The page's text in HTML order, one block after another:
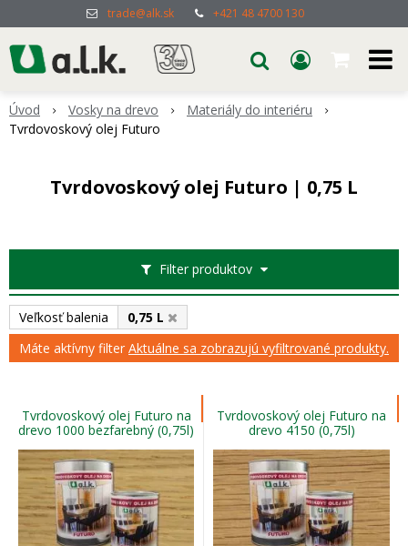
trade@alk.sk +421 48 4700 130
Úvod Vosky na drevo
Materiály do interiéru
Tvrdovoskový olej Futuro
Tvrdovoskový olej Futuro | 0,75 L
Filter produktov
Veľkosť balenia
0,75 L
Máte aktívny filter Aktuálne sa zobrazujú vyfiltrované produkty.
Tvrdovoskový olej Futuro na
drevo 1000 bezfarebný (0,75l)
Tvrdovoskový olej Futuro na
drevo 4150 (0,75l)